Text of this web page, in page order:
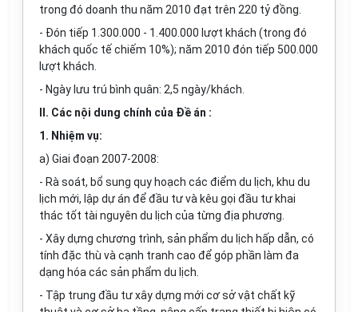
trong đó doanh thu năm 2010 đạt trên 220 tỷ đồng.
- Đón tiếp 1.300.000 - 1.400.000 lượt khách (trong đó
khách quốc tế chiếm 10%); năm 2010 đón tiếp 500.000
lượt khách.
- Ngày lưu trú bình quân: 2,5 ngày/khách.
II. Các nội dung chính của Đề án :
1. Nhiệm vụ:
a) Giai đoạn 2007-2008:
- Rà soát, bổ sung quy hoạch các điểm du lịch, khu du
lịch mới, lập dự án đểđầu tư và kêu gọi đầu tư khai
thác tốt tài nguyên du lịch của từng địa phương.
- Xây dựng chương trình, sản phẩm du lịch hấp dẫn, có
tính đặc thù và cạnh tranh cao đểgóp phần làm đa
dạng hóa các sản phẩm du lịch.
- Tập trung đầu tư xây dựng mới cơ sở vật chất kỹ